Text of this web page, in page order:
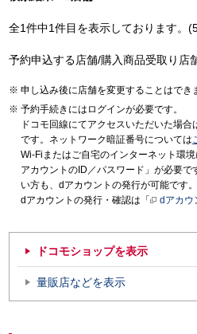
全1件中1件目を表示しております。
予約申込する店舗/購入商品受取り店
申し込み後に店舗を変更することはでき
予約手続きにはログインが必要です。
ドコモ回線にてアクセスいただいた場
です。ネットワーク暗証番号については
Wi-Fiまたはご自宅のインターネット環
アカウントのID／パスワード」が必要
い方も、dアカウントの発行が可能です。
dアカウントの発行・確認は「
dアカウ
ドコモショップを表示
量販店などを表示